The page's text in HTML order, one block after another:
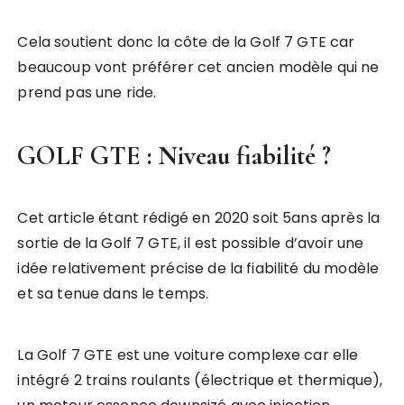
Cela soutient donc la côte de la Golf 7 GTE car
beaucoup vont préférer cet ancien modèle qui ne
prend pas une ride.
GOLF GTE : Niveau fiabilité ?
Cet article étant rédigé en 2020 soit 5ans après la
sortie de la Golf 7 GTE, il est possible d’avoir une
idée relativement précise de la fiabilité du modèle
et sa tenue dans le temps.
La Golf 7 GTE est une voiture complexe car elle
intégré 2 trains roulants (électrique et thermique),